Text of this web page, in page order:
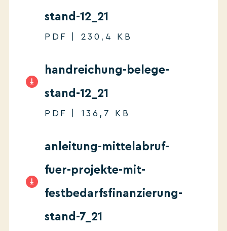
stand-12_21
PDF | 230,4 KB
handreichung-belege-
stand-12_21
PDF | 136,7 KB
anleitung-mittelabruf-
fuer-projekte-mit-
festbedarfsfinanzierung-
stand-7_21